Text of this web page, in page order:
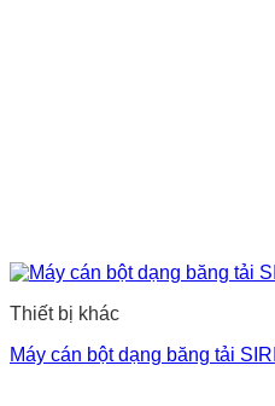
Thiết bị khác
Máy cán bột dạng băng tải